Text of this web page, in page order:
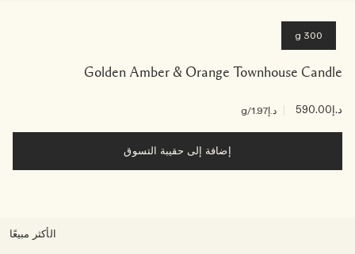
300 g
Golden Amber & Orange Townhouse Candle
د.إ590.00 د.إ1.97 /g
إضافة إلى حقيبة التسوق
الأكثر مبيعًا